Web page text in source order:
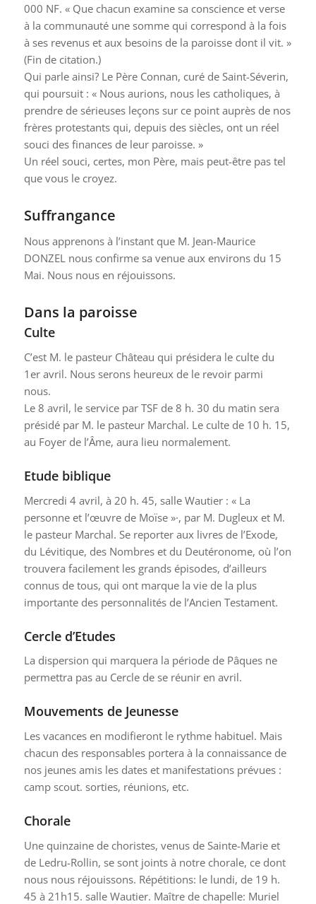
000 NF. « Que chacun examine sa conscience et verse
à la communauté une somme qui correspond à la fois
à ses revenus et aux besoins de la paroisse dont il vit. »
(Fin de citation.)
Qui parle ainsi? Le Père Connan, curé de Saint-Séverin,
qui poursuit : « Nous aurions, nous les catholiques, à
prendre de sérieuses leçons sur ce point auprès de nos
frères protestants qui, depuis des siècles, ont un réel
souci des finances de leur paroisse. »
Un réel souci, certes, mon Père, mais peut-être pas tel
que vous le croyez.
Suffrangance
Nous apprenons à l’instant que M. Jean-Maurice
DONZEL nous confirme sa venue aux environs du 15
Mai. Nous nous en réjouissons.
Dans la paroisse
Culte
C’est M. le pasteur Château qui présidera le culte du
1er avril. Nous serons heureux de le revoir parmi
nous.
Le 8 avril, le service par TSF de 8 h. 30 du matin sera
présidé par M. le pasteur Marchal. Le culte de 10 h. 15,
au Foyer de l’Âme, aura lieu normalement.
Etude biblique
Mercredi 4 avril, à 20 h. 45, salle Wautier : « La
personne et l’œuvre de Moïse »·, par M. Dugleux et M.
le pasteur Marchal. Se reporter aux livres de l’Exode,
du Lévitique, des Nombres et du Deutéronome, où l’on
trouvera facilement les grands épisodes, d’ailleurs
connus de tous, qui ont marque la vie de la plus
importante des personnalités de l’Ancien Testament.
Cercle d’Etudes
La dispersion qui marquera la période de Pâques ne
permettra pas au Cercle de se réunir en avril.
Mouvements de Jeunesse
Les vacances en modifieront le rythme habituel. Mais
chacun des responsables portera à la connaissance de
nos jeunes amis les dates et manifestations prévues :
camp scout. sorties, réunions, etc.
Chorale
Une quinzaine de choristes, venus de Sainte-Marie et
de Ledru-Rollin, se sont joints à notre chorale, ce dont
nous nous réjouissons. Répétitions: le lundi, de 19 h.
45 à 21h15. salle Wautier. Maître de chapelle: Muriel